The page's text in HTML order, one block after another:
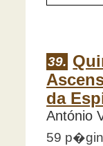
39.
da
António
59